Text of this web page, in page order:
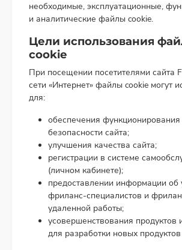
необходимые, эксплуатационные,
и аналитические файлы cookie.
Цели использования
cookie
При посещении посетителями сайта
сети «Интернет» файлы cookie могут
для:
обеспечения функционирования
безопасности сайта;
улучшения качества сайта;
регистрации в системе
(личном кабинете);
предоставлении информации об
фриланс-специалистов и
удаленной работы;
усовершенствования продуктов
для разработки новых продуктов